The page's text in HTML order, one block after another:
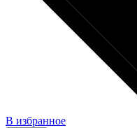
В избранное